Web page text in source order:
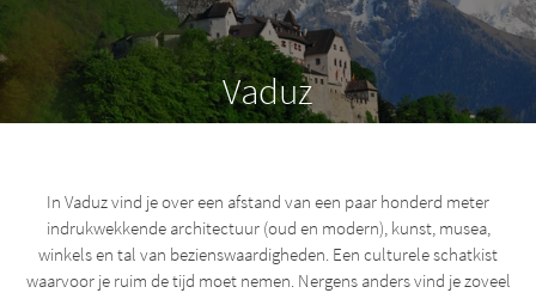
Vaduz
In Vaduz vind je over een afstand van een paar honderd meter
indrukwekkende architectuur (oud en modern), kunst, musea,
winkels en tal van bezienswaardigheden. Een culturele schatkist
waarvoor je ruim de tijd moet nemen. Nergens anders vind je zoveel